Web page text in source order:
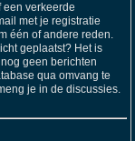
een verkeerde
met je registratie
één of andere reden.
geplaatst? Het is
geen berichten
qua omvang te
je in de discussies.